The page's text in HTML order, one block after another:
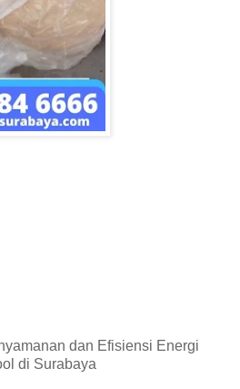
dan Efisiensi Energi
di Surabaya